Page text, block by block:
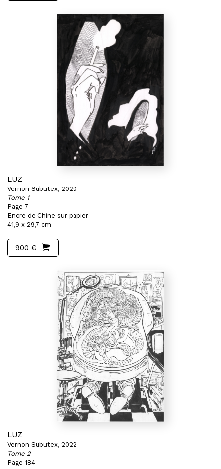
LUZ
Vernon Subutex, 2020
Tome 1
Page 7
Encre de Chine sur papier
41,9 x 29,7 cm
900 €
LUZ
Vernon Subutex, 2022
Tome 2
Page 184